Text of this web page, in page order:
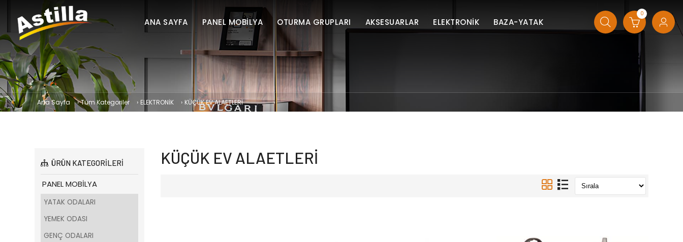
ANA SAYFA PANEL MOBİLYA OTURMA GRUPLARI AKSESUARLAR ELEKTRONİK BAZA-YATAK
0
Ana Sayfa › Tüm Kategoriler › ELEKTRONİK › KÜÇÜK EV ALAETLERİ
ÜRÜN KATEGORİLERİ
PANEL MOBİLYA
YATAK ODALARI
YEMEK ODASI
GENÇ ODALARI
KÜÇÜK EV ALAETLERİ